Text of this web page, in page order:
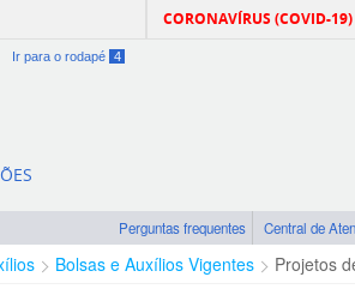
CORONAVÍRUS (COVID-19)
Ir para o rodapé 4
Perguntas frequentes Central de
Bolsas e Auxílios Vigentes Projetos